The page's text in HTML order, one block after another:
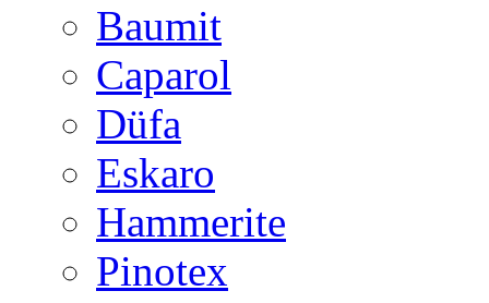
Baumit
Caparol
Düfa
Eskaro
Hammerite
Pinotex